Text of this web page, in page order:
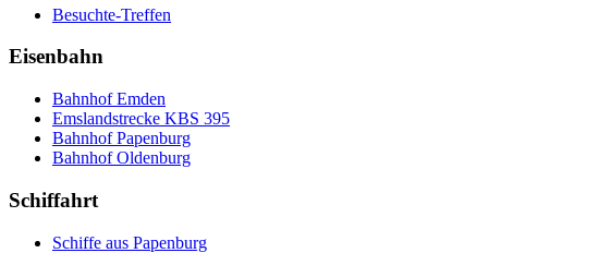
Besuchte-Treffen
Eisenbahn
Bahnhof Emden
Emslandstrecke KBS 395
Bahnhof Papenburg
Bahnhof Oldenburg
Schiffahrt
Schiffe aus Papenburg